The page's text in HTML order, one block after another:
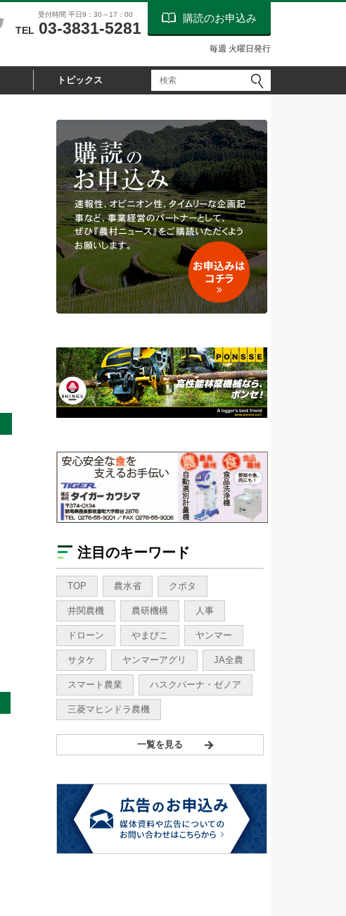
受付時間 平日9：30～17：00
TEL 03-3831-5281
購読のお申込み
毎週 火曜日発行
トピックス
注目のキーワード
TOP 農水省 クボタ
井関農機 農研機構 人事
ドローン やまびこ ヤンマー
サタケ ヤンマーアグリ JA全農
スマート農業 ハスクバーナ・ゼノア
三菱マヒンドラ農機
一覧を見る